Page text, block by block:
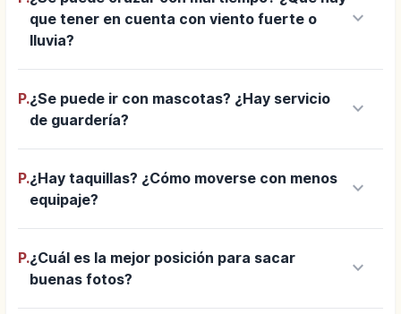
que tener en cuenta con viento fuerte o
lluvia?
keyboard_arrow_down
P.¿Se puede ir con mascotas? ¿Hay servicio
de guardería?
keyboard_arrow_down
P.¿Hay taquillas? ¿Cómo moverse con menos
equipaje?
keyboard_arrow_down
P.¿Cuál es la mejor posición para sacar
buenas fotos?
keyboard_arrow_down